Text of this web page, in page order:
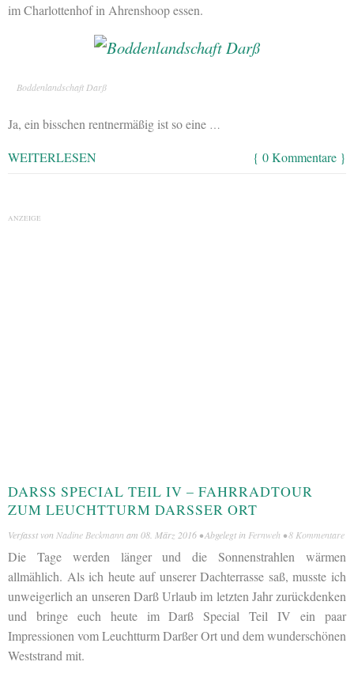
im Charlottenhof in Ahrenshoop essen.
Boddenlandschaft Darß
Ja, ein bisschen rentnermäßig ist so eine …
WEITERLESEN { 0 Kommentare }
ANZEIGE
DARSS SPECIAL TEIL IV – FAHRRADTOUR Z
UM LEUCHTTURM DARSSER ORT
Verfasst von Nadine Beckmann am 08. März 2016 • Abgelegt in Fernweh •8 Kommentare
Die Tage werden länger und die Sonnenstrahlen wärmen
allmählich. Als ich heute auf unserer Dachterrasse saß, musste ich
unweigerlich an unseren Darß Urlaub im letzten Jahr zurückdenken
und bringe euch heute im Darß Special Teil IV ein paar
Impressionen vom Leuchtturm Darßer Ort und dem wunderschönen
Weststrand mit.